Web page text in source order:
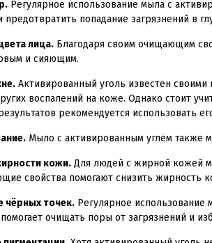
Регулярное использование мыла с
предотвратить попадание загрязнений в
лица. Благодаря своим очищающим
и сияющим.
Активированный уголь известен
воспалений на коже. Однако стоит
рекомендуется использовать
Мыло с активированным углём также
кожи. Для людей с жирной кожей
свойства помогают снизить жирность
чёрных точек. Регулярное использование
очищать поры от загрязнений и